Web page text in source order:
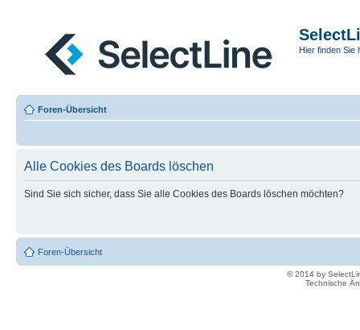
Hier finden Sie
Foren-Übersicht
Alle Cookies des Boards löschen
Sind Sie sich sicher, dass Sie alle Cookies des Boards löschen möchten?
Foren-Übersicht
© 2014 by
Technische